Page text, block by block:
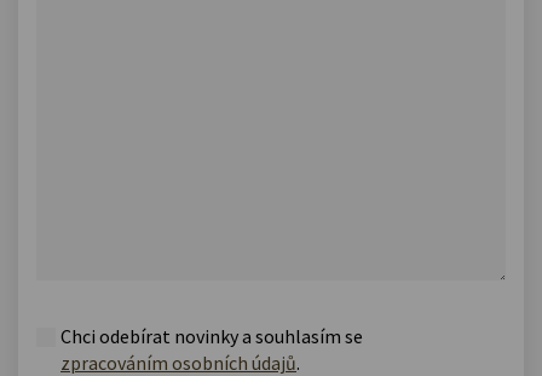
Chci odebírat novinky a souhlasím se
zpracováním osobních údajů.